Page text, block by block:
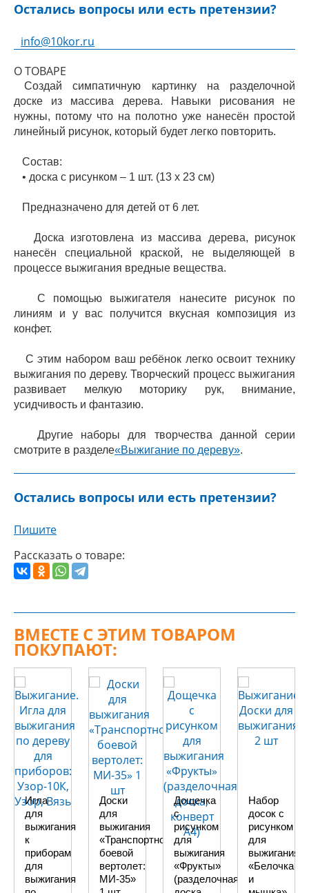
Остались вопросы или есть претензии?
info@10kor.ru
О ТОВАРЕ
Создай симпатичную картинку на разделочной
доске из массива дерева. Навыки рисования не
нужны, потому что на полотно уже нанесён простой
линейный рисунок, который будет легко повторить.
Состав:
• доска с рисунком – 1 шт. (13 х 23 см)
Предназначено для детей от 6 лет.
Доска изготовлена из массива дерева, рисунок
нанесён специальной краской, не выделяющей в
процессе выжигания вредные вещества.
С помощью выжигателя нанесите рисунок по
линиям и у вас получится вкусная композиция из
конфет.
С этим набором ваш ребёнок легко освоит технику
выжигания по дереву. Творческий процесс выжигания
развивает мелкую моторику рук, внимание,
усидчивость и фантазию.
Другие наборы для творчества данной серии
смотрите в разделе«Выжигание по дереву».
Остались вопросы или есть претензии?
Пишите
Рассказать о товаре:
ВМЕСТЕ С ЭТИМ ТОВАРОМ
ПОКУПАЮТ:
Игла
для
выжигания
к
приборам
для
выжигания
Доски
для
выжигания
«Транспортно-
боевой
вертолет:
МИ-35»
Дощечка
с
рисунком
для
выжигания
«Фрукты»
(разделочная
Набор
досок с
рисунком
для
выжигания
«Белочка
и